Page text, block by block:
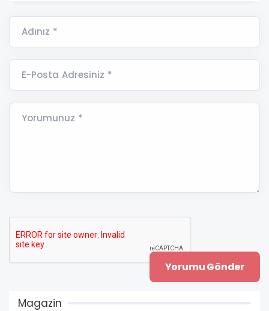
Adınız *
E-Posta Adresiniz *
Yorumunuz *
Magazin